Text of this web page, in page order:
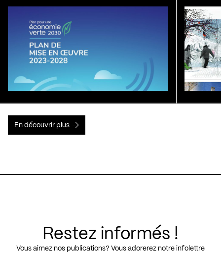
En découvrir plus
Restez informés !
Vous aimez nos publications? Vous adorerez notre infolettre